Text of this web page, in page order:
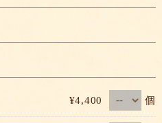
¥4,400 個